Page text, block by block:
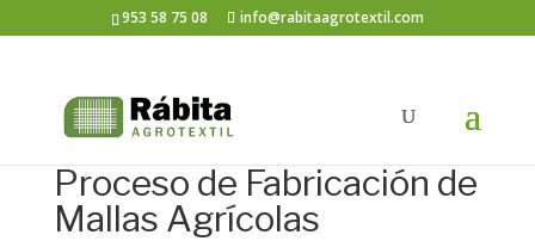
953 58 75 08 info@rabitaagrotextil.com
Proceso de Fabricación de
Mallas Agrícolas